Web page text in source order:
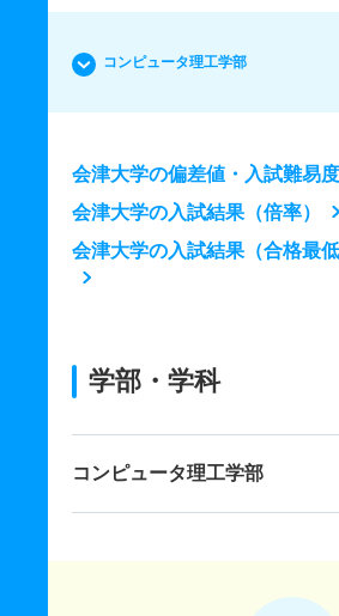
コンピュータ理工学部
会津大学の偏差値・入試難易度
会津大学の入試結果（倍率）
会津大学の入試結果（合格最
学部・学科
コンピュータ理工学部